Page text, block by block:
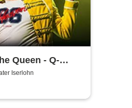
Queen - Q-
Iserlohn